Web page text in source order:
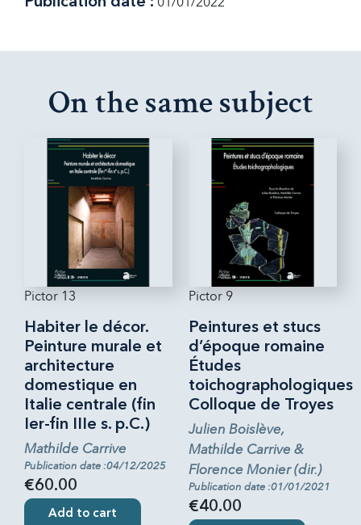
On the same subject
Pictor 13
Habiter le décor.
Peinture murale et
architecture
domestique en
Italie centrale (fin
Ier-fin IIIe s. p.C.)
Mathilde Carrive
Publication date :04/12/2025
€60.00
Add to cart
Pictor 9
Peintures et stucs
d’époque romaine
Études
toichographologiques
Colloque de Troyes
Julien Boislève,
Mathilde Carrive &
Florence Monier (dir.)
Publication date :01/01/2021
€40.00